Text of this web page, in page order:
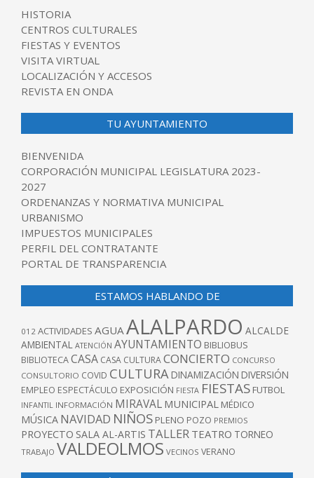
HISTORIA
CENTROS CULTURALES
FIESTAS Y EVENTOS
VISITA VIRTUAL
LOCALIZACIÓN Y ACCESOS
REVISTA EN ONDA
TU AYUNTAMIENTO
BIENVENIDA
CORPORACIÓN MUNICIPAL LEGISLATURA 2023-
2027
ORDENANZAS Y NORMATIVA MUNICIPAL
URBANISMO
IMPUESTOS MUNICIPALES
PERFIL DEL CONTRATANTE
PORTAL DE TRANSPARENCIA
ESTAMOS HABLANDO DE
012 ACTIVIDADES AGUAALALPARDO ALCALDE
AMBIENTAL ATENCIÓN AYUNTAMIENTO BIBLIOBUS
BIBLIOTECACASA CASA CULTURACONCIERTO CONCURSO
CONSULTORIO COVID CULTURA DINAMIZACIÓN DIVERSIÓN
EMPLEO ESPECTÁCULO EXPOSICIÓN FIESTA FIESTAS FUTBOL
INFANTIL INFORMACIÓN MIRAVAL MUNICIPAL MÉDICO
MÚSICA NAVIDAD NIÑOS PLENO POZO PREMIOS
PROYECTO SALA AL-ARTIS TALLER TEATRO TORNEO
TRABAJO VALDEOLMOS VECINOS VERANO